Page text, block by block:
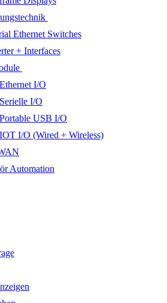
Ethernet Switches
+ Interfaces
Ethernet I/O
Serielle I/O
Portable USB I/O
IOT I/O (Wired + Wireless)
Automation